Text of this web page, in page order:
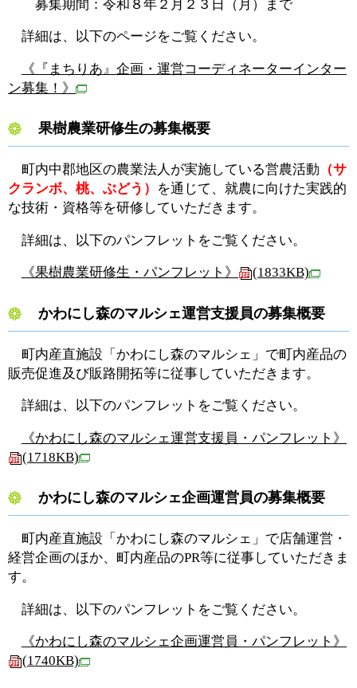
募集期間：令和８年２月２３日（月）まで
詳細は、以下のページをご覧ください。
《『まちりあ』企画・運営コーディネーターインター
ン募集！》
果樹農業研修生の募集概要
町内中郡地区の農業法人が実施している営農活動 （サ
クランボ、桃、ぶどう）
を通じて、就農に向けた実践的
な技術・資格等を研修していただきます。
詳細は、以下のパンフレットをご覧ください。
《果樹農業研修生・パンフレット》 (1833KB)
かわにし森のマルシェ運営支援員の募集概要
町内産直施設「かわにし森のマルシェ」で町内産品の
販売促進及び販路開拓等に従事していただきます。
詳細は、以下のパンフレットをご覧ください。
《かわにし森のマルシェ運営支援員・パンフレット》
(1718KB)
かわにし森のマルシェ企画運営員の募集概要
町内産直施設「かわにし森のマルシェ」で店舗運営・
経営企画のほか、町内産品のPR等に従事していただきま
す。
詳細は、以下のパンフレットをご覧ください。
《かわにし森のマルシェ企画運営員・パンフレット》
(1740KB)